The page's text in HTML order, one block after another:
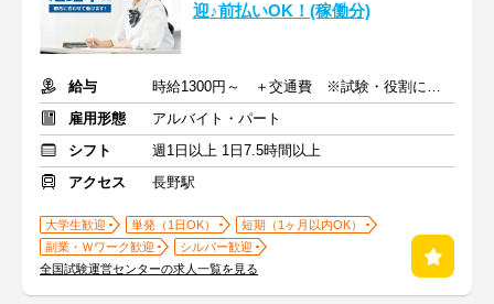
迎♪前払いOK！(稼働分)
給与
時給1300円～ ＋交通費 ※試験・役割により手当あり
雇用形態
アルバイト・パート
シフト
週1日以上 1日7.5時間以上
アクセス
長野駅
大学生歓迎 単発（1日OK）
短期（1ヶ月以内OK）
副業・Ｗワーク歓迎
シルバー歓迎
全国試験運営センターの求人一覧を見る